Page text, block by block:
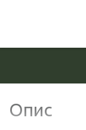
Опис